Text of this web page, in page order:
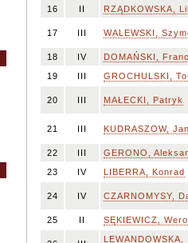
16 II RZĄDKOWSKA,
17 III WALEWSKI,
18 IV
DOMAŃSKI,
19
III GROCHULSKI,
20 III MAŁECKI, Patryk
21 III KUDRASZOW,
22 III
GERONO,
23
IV LIBERRA, Konrad
24 IV CZARNOMYSY,
25 II SĘKIEWICZ,
LEWANDOWSKA,